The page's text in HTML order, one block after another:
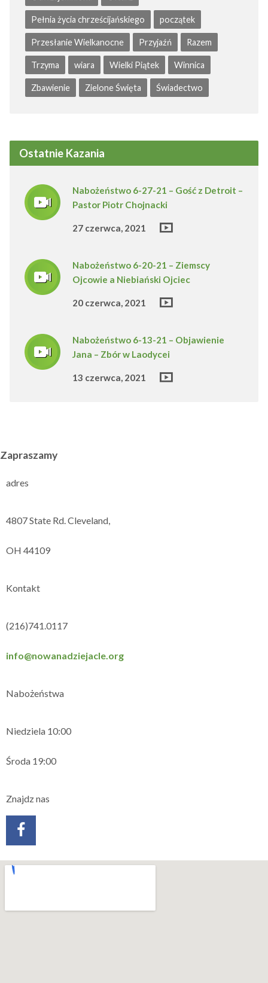
Pełnia życia chrześcijańskiego początek
Przesłanie Wielkanocne Przyjaźń Razem
Trzyma wiara Wielki Piątek Winnica
Zbawienie Zielone Święta Świadectwo
Ostatnie Kazania
Nabożeństwo 6-27-21 – Gość z Detroit –
Pastor Piotr Chojnacki
27 czerwca, 2021
Nabożeństwo 6-20-21 – Ziemscy
Ojcowie a Niebiański Ojciec
20 czerwca, 2021
Nabożeństwo 6-13-21 – Objawienie
Jana – Zbór w Laodycei
13 czerwca, 2021
Zapraszamy
adres
4807 State Rd. Cleveland,
OH 44109
Kontakt
(216)741.0117
info@nowanadziejacle.org
Nabożeństwa
Niedziela 10:00
Środa 19:00
Znajdz nas